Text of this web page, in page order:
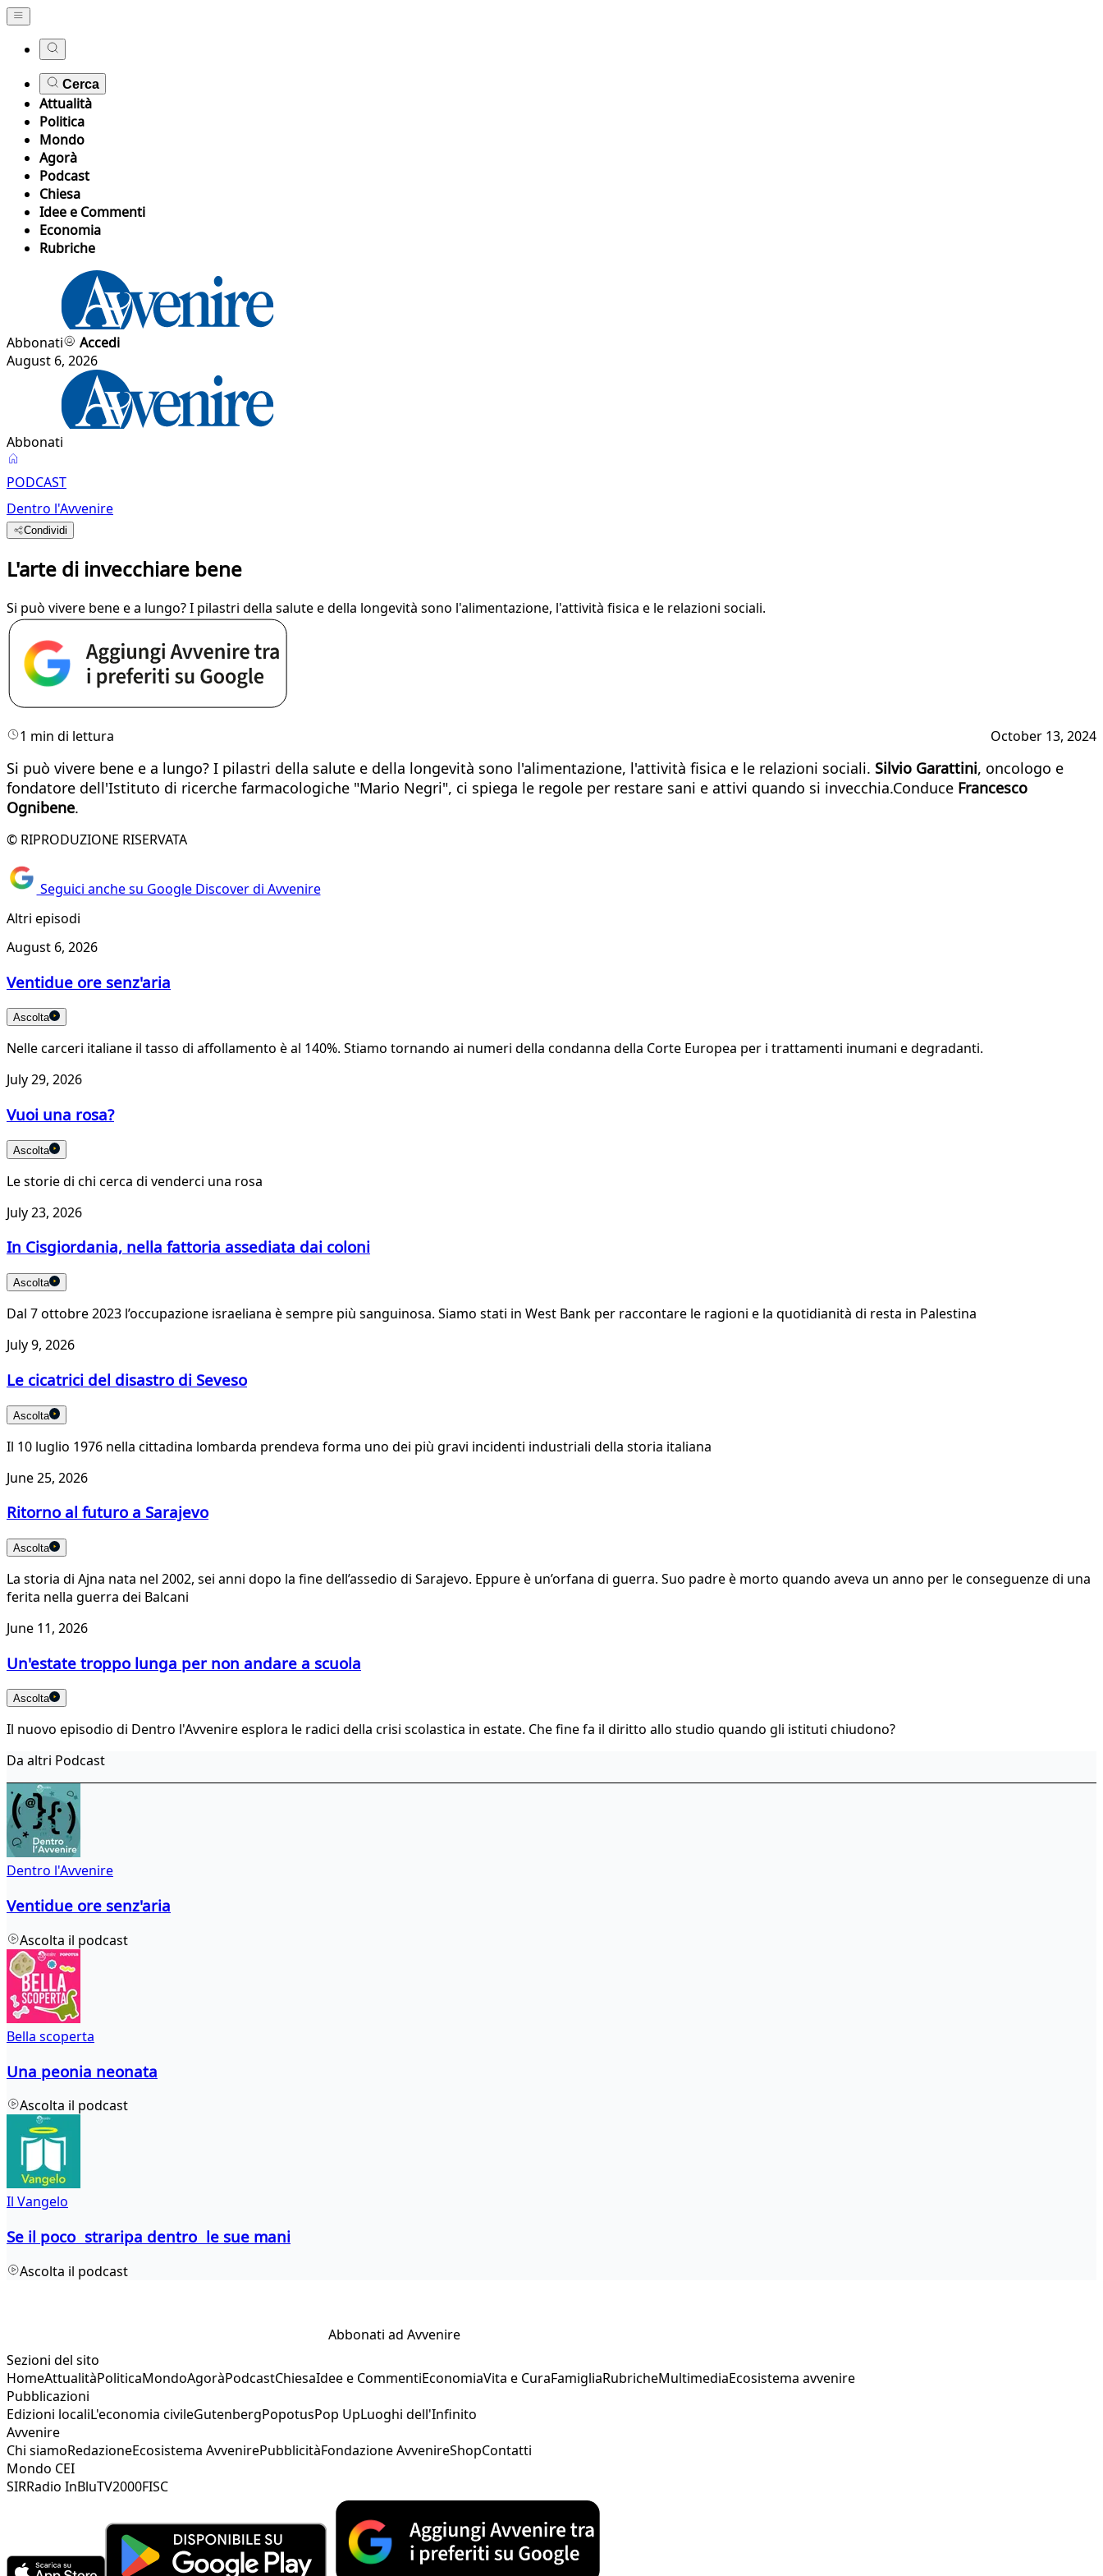
Cerca
Attualità
Politica
Mondo
Agorà
Podcast
Chiesa
Idee e Commenti
Economia
Rubriche
Abbonati
Accedi
August 6, 2026
Abbonati
PODCAST
Dentro l'Avvenire
Condividi
L'arte di invecchiare bene
Si può vivere bene e a lungo? I pilastri della salute e della longevità sono l'alimentazione, l'attività fisica e le relazioni sociali.
1 min di lettura October 13, 2024
Si può vivere bene e a lungo? I pilastri della salute e della longevità sono l'alimentazione, l'attività fisica e le relazioni sociali. Silvio Garattini, oncologo e
fondatore dell'Istituto di ricerche farmacologiche "Mario Negri", ci spiega le regole per restare sani e attivi quando si invecchia.Conduce Francesco
Ognibene.
© RIPRODUZIONE RISERVATA
Seguici anche su Google Discover di Avvenire
Altri episodi
August 6, 2026
Ventidue ore senz'aria
Ascolta
Nelle carceri italiane il tasso di affollamento è al 140%. Stiamo tornando ai numeri della condanna della Corte Europea per i trattamenti inumani e degradanti.
July 29, 2026
Vuoi una rosa?
Ascolta
Le storie di chi cerca di venderci una rosa
July 23, 2026
In Cisgiordania, nella fattoria assediata dai coloni
Ascolta
Dal 7 ottobre 2023 l’occupazione israeliana è sempre più sanguinosa. Siamo stati in West Bank per raccontare le ragioni e la quotidianità di resta in Palestina
July 9, 2026
Le cicatrici del disastro di Seveso
Ascolta
Il 10 luglio 1976 nella cittadina lombarda prendeva forma uno dei più gravi incidenti industriali della storia italiana
June 25, 2026
Ritorno al futuro a Sarajevo
Ascolta
La storia di Ajna nata nel 2002, sei anni dopo la fine dell’assedio di Sarajevo. Eppure è un’orfana di guerra. Suo padre è morto quando aveva un anno per le conseguenze di una
ferita nella guerra dei Balcani
June 11, 2026
Un'estate troppo lunga per non andare a scuola
Ascolta
Il nuovo episodio di Dentro l'Avvenire esplora le radici della crisi scolastica in estate. Che fine fa il diritto allo studio quando gli istituti chiudono?
Da altri Podcast
Dentro l'Avvenire
Ventidue ore senz'aria
Ascolta il podcast
Bella scoperta
Una peonia neonata
Ascolta il podcast
Il Vangelo
Se il poco straripa dentro le sue mani
Ascolta il podcast
Abbonati ad Avvenire
Sezioni del sito
HomeAttualitàPoliticaMondoAgoràPodcastChiesaIdee e CommentiEconomiaVita e CuraFamigliaRubricheMultimediaEcosistema avvenire
Pubblicazioni
Edizioni localiL'economia civileGutenbergPopotusPop UpLuoghi dell'Infinito
Avvenire
Chi siamoRedazioneEcosistema AvvenirePubblicitàFondazione AvvenireShopContatti
Mondo CEI
SIRRadio InBluTV2000FISC